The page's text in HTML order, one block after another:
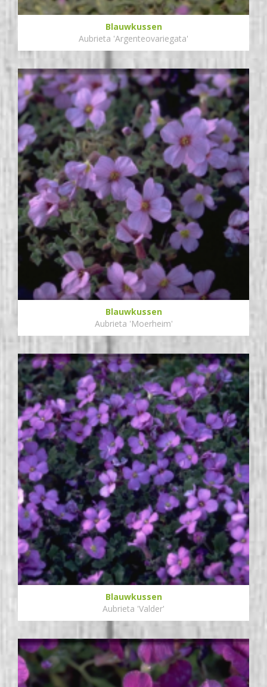
Blauwkussen
Aubrieta 'Argenteovariegata'
Blauwkussen
Aubrieta 'Moerheim'
Blauwkussen
Aubrieta 'Valder'